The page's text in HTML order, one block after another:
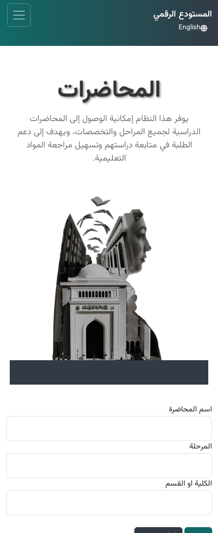
المستودع الرقمي
English
المحاضرات
يوفر هذا النظام إمكانية الوصول إلى المحاضرات
الدراسية لجميع المراحل والتخصصات، ويهدف إلى دعم
الطلبة في متابعة دراستهم وتسهيل مراجعة المواد
التعليمية.
اسم المحاضرة
المرحلة
الكلية او القسم